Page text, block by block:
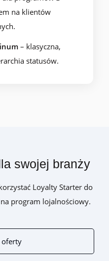
na klientów
– klasyczna,
statusów.
swojej branży
Loyalty Starter do
program lojalnościowy.
oferty